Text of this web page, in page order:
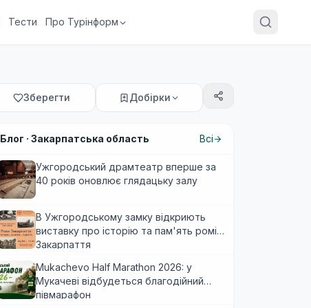
Тести Про Турінформ
Зберегти Добірки
Блог · Закарпатська область Всі
Ужгородський драмтеатр вперше за
40 років оновлює глядацьку залу
В Ужгородському замку відкриють
виставку про історію та пам'ять ромів
Закарпаття
Mukachevo Half Marathon 2026: у
Мукачеві відбудеться благодійний
півмарафон